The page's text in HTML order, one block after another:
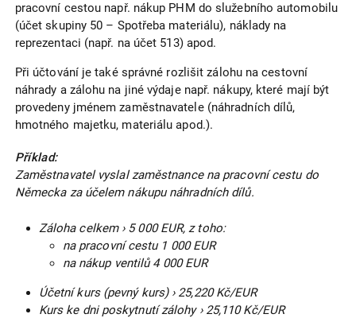
pracovní cestou např. nákup PHM do služebního automobilu
(účet skupiny 50 – Spotřeba materiálu), náklady na
reprezentaci (např. na účet 513) apod.
Při účtování je také správné rozlišit zálohu na cestovní
náhrady a zálohu na jiné výdaje např. nákupy, které mají být
provedeny jménem zaměstnavatele (náhradních dílů,
hmotného majetku, materiálu apod.).
Příklad:
Zaměstnavatel vyslal zaměstnance na pracovní cestu do
Německa za účelem nákupu náhradních dílů.
Záloha celkem › 5 000 EUR, z toho:
na pracovní cestu 1 000 EUR
na nákup ventilů 4 000 EUR
Účetní kurs (pevný kurs) › 25,220 Kč/EUR
Kurs ke dni poskytnutí zálohy › 25,110 Kč/EUR